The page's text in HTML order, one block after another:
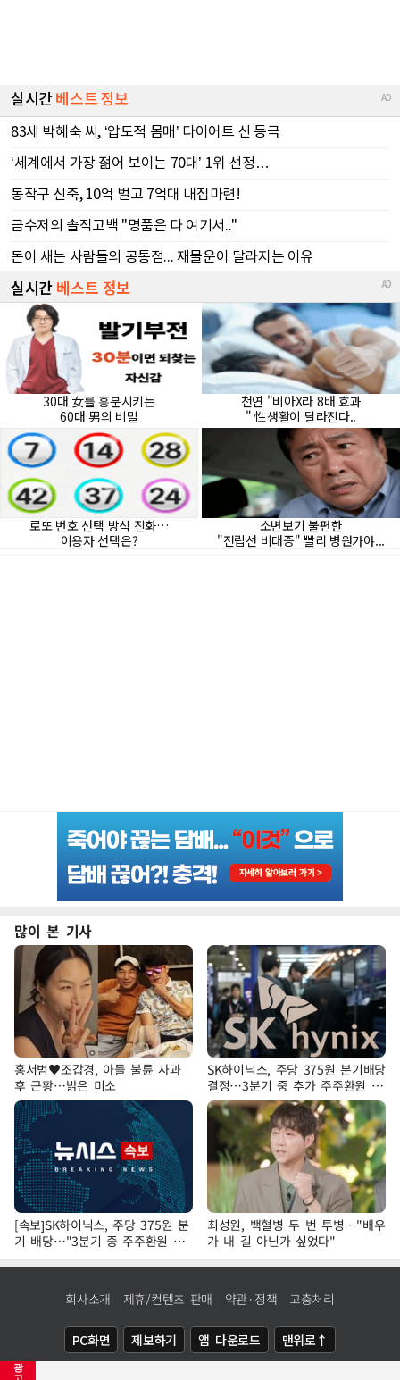
광
많이 본 기사
홍서범♥조갑경, 아들 불륜 사과
후 근황…밝은 미소
SK하이닉스, 주당 375원 분기배당
결정…3분기 중 추가 주주환원 발
표
[속보]SK하이닉스, 주당 375원 분
기 배당…"3분기 중 주주환원 방
안 확정"
최성원, 백혈병 두 번 투병…"배우
가 내 길 아닌가 싶었다"
회사소개 제휴/컨텐츠 판매 약관·정책 고충처리
PC화면 제보하기 앱 다운로드 맨위로↑